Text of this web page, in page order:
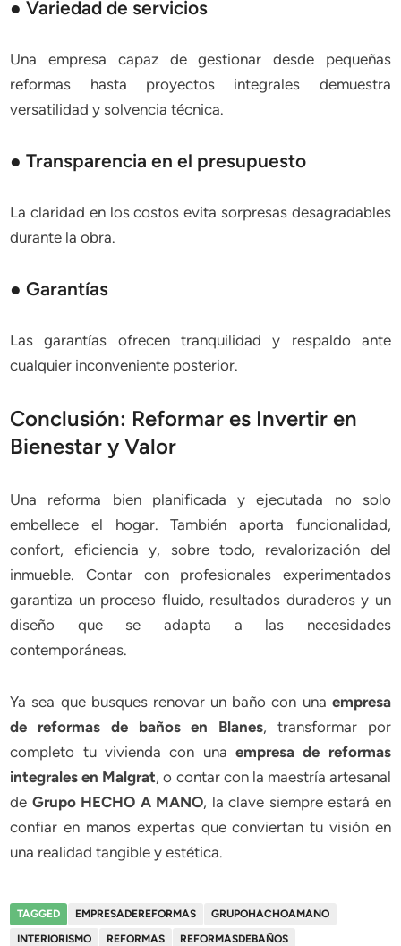
● Variedad de servicios
Una empresa capaz de gestionar desde pequeñas
reformas hasta proyectos integrales demuestra
versatilidad y solvencia técnica.
● Transparencia en el presupuesto
La claridad en los costos evita sorpresas desagradables
durante la obra.
● Garantías
Las garantías ofrecen tranquilidad y respaldo ante
cualquier inconveniente posterior.
Conclusión: Reformar es Invertir en
Bienestar y Valor
Una reforma bien planificada y ejecutada no solo
embellece el hogar. También aporta funcionalidad,
confort, eficiencia y, sobre todo, revalorización del
inmueble. Contar con profesionales experimentados
garantiza un proceso fluido, resultados duraderos y un
diseño que se adapta a las necesidades
contemporáneas.
Ya sea que busques renovar un baño con una empresa
de reformas de baños en Blanes, transformar por
completo tu vivienda con unaempresa de reformas
integrales en Malgrat, o contar con la maestría artesanal
de Grupo HECHO A MANO, la clave siempre estará en
confiar en manos expertas que conviertan tu visión en
una realidad tangible y estética.
TAGGED EMPRESADEREFORMAS
GRUPOHACHOAMANO
INTERIORISMO
REFORMAS
REFORMASDEBAÑOS